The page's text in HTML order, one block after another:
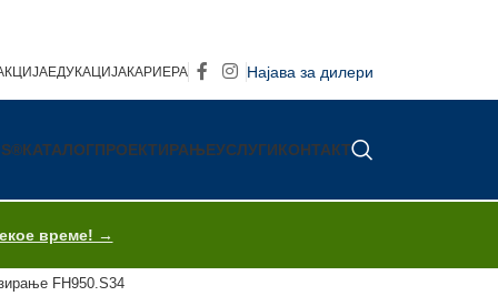
ЕДУКАЦИЈАКАРИЕРА Најава за дилери
КАТАЛОГПРОЕКТИРАЊЕУСЛУГИКОНТАКТ
време! →
FH950.S34